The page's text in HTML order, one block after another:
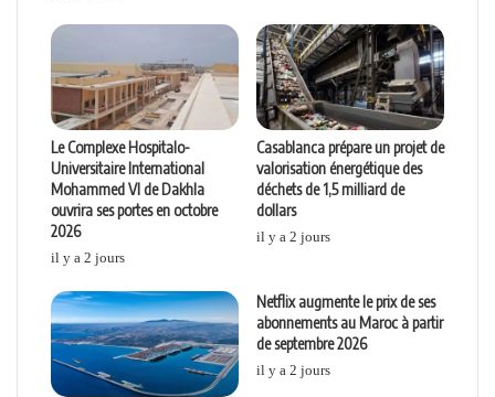
Le Complexe Hospitalo-
Universitaire International
Mohammed VI de Dakhla
ouvrira ses portes en octobre
2026
il y a 2 jours
Casablanca prépare un projet de
valorisation énergétique des
déchets de 1,5 milliard de
dollars
il y a 2 jours
Netflix augmente le prix de ses
abonnements au Maroc à partir
de septembre 2026
il y a 2 jours